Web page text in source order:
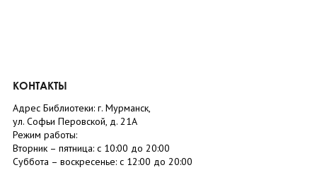
КОНТАКТЫ
Адрес Библиотеки: г. Мурманск,
ул. Софьи Перовской, д. 21А
Режим работы:
Вторник – пятница: с 10:00 до 20:00
Суббота – воскресенье: c 12:00 до 20:00